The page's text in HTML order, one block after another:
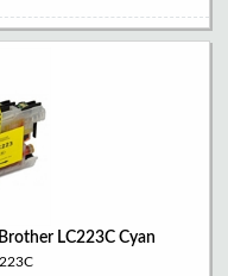
LC223C Cyan